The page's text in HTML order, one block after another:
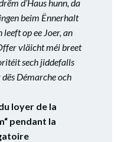
d’Haus hunn, da
beim Ënnerhalt
op ee Joer, an
vläicht méi breet
sech jiddefalls
Démarche och
loyer de la
pendant la